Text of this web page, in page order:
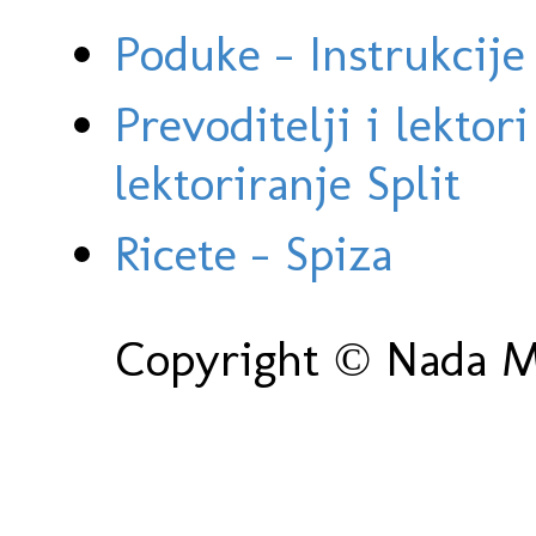
Poduke -
Prevoditelji i
lektoriranje Split
Ricete - Spiza
Copyright © Nada